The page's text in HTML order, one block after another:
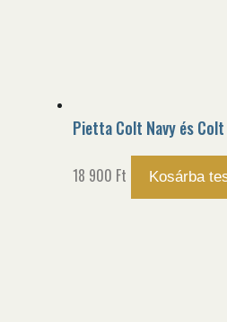
Pietta Colt Navy és
18 900 Ft Kosárba